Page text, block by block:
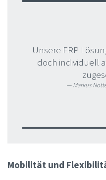
Unsere ERP
doch individuell
Markus
Mobilität und